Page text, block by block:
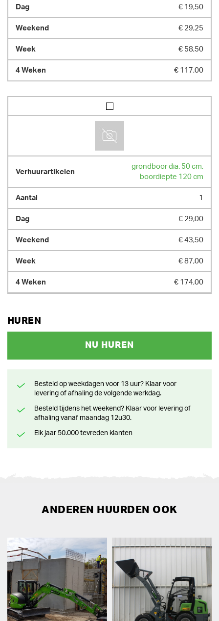
€ 19,50
€ 29,25
€ 58,50
€ 117,00
grondboor dia. 50 cm,
boordiepte 120 cm
1
€ 29,00
€ 43,50
€ 87,00
€ 174,00
HUREN
NU HUREN
Besteld op weekdagen voor 13 uur? Klaar voor
levering of afhaling de volgende werkdag.
Besteld tijdens het weekend? Klaar voor levering of
afhaling vanaf maandag 12u30.
Elk jaar 50.000 tevreden klanten
ANDEREN HUURDEN OOK